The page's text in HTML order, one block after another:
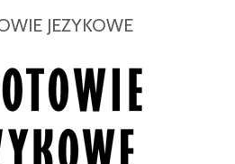
JEZYKOWE